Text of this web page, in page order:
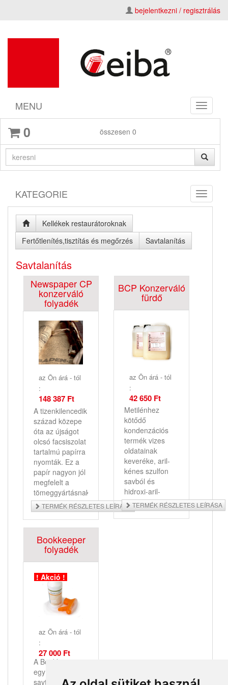
bejelentkezni / regisztrálás
Toggle
MENU
0 összesen 0
Toggle
KATEGORIE
Kellékek restaurátoroknak
Fertőtlenítés,tisztítás és megőrzés
Savtalanítás
Savtalanítás
Newspaper CP
konzerváló
folyadék
az Ön árá - tól
:
148 387 Ft
A tizenkilencedik
század közepe
óta az újságot
olcsó facsiszolat
tartalmú papírra
nyomták. Ez a
papír nagyon jól
megfelelt a
tömeggyártásnak.
TERMÉK RÉSZLETES LEÍRÁSA
BCP Konzerváló
fürdő
az Ön árá - tól
:
42 650 Ft
Metilénhez
kötődő
kondenzációs
termék vizes
oldatainak
keveréke, aril-
kénes szulfon
savból és
hidroxi-aril-
szulfonból,
nitrogénes
kondenzációs
TERMÉK RÉSZLETES LEÍRÁSA
Bookkeeper
folyadék
! Akció !
az Ön árá - tól
:
27 000 Ft
A Bookkeeper
egy olyan
savtalantalanító